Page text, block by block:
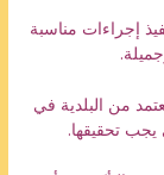
إجراءات مناسبة
من البلدية في
يجب تحقيقها.